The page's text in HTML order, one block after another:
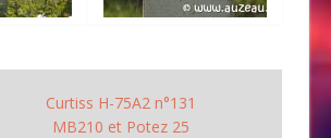
Curtiss H-75A2 n°131
MB210 et Potez 25